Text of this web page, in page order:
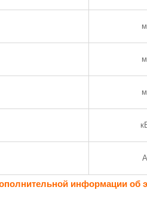
информации об